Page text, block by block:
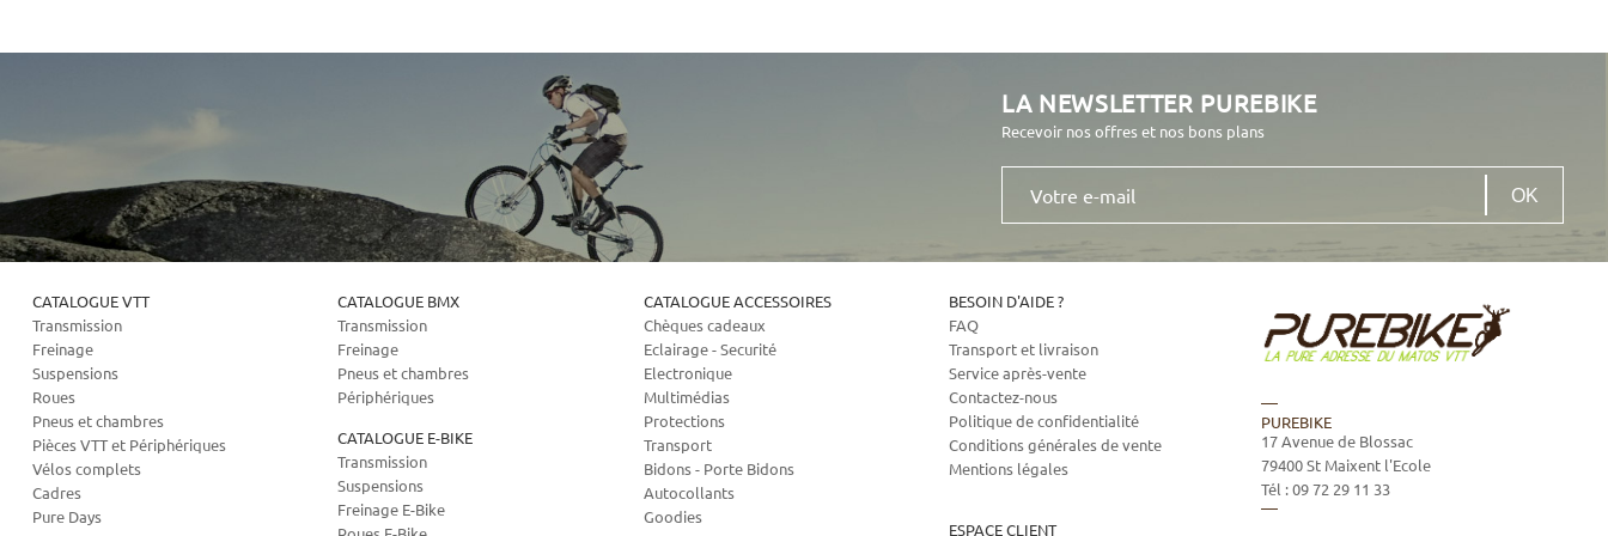
LA NEWSLETTER PUREBIKE
Recevoir nos offres et nos bons plans
Votre
mail
CATALOGUE VTT
Transmission
Freinage
Suspensions
Roues
Pneus et chambres
Pièces VTT et Périphériques
Vélos complets
Cadres
Pure Days
CATALOGUE BMX
Transmission
Freinage
Pneus et chambres
Périphériques
CATALOGUE E-BIKE
Transmission
Suspensions
Freinage E-Bike
CATALOGUE ACCESSOIRES
Chèques cadeaux
Eclairage - Securité
Electronique
Multimédias
Protections
Transport
Bidons - Porte Bidons
Autocollants
Goodies
BESOIN D'AIDE ?
FAQ
Transport et livraison
Service après-vente
Contactez-nous
Politique de confidentialité
Conditions générales de vente
Mentions légales
ESPACE CLIENT
PUREBIKE
17 Avenue de Blossac
79400St Maixent l'Ecole
Tél :09 72 29 11 33